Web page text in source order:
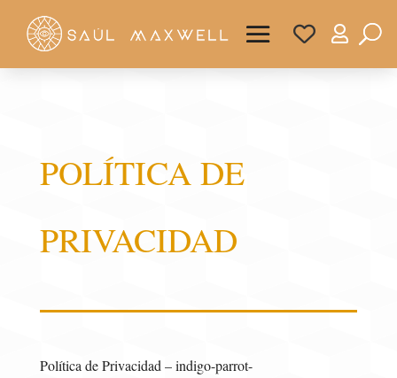

POLÍTICA DE
PRIVACIDAD
Política de Privacidad – indigo-parrot-